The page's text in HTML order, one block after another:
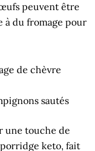
peuvent être
à du fromage pour
de chèvre
sautés
une touche de
keto, fait